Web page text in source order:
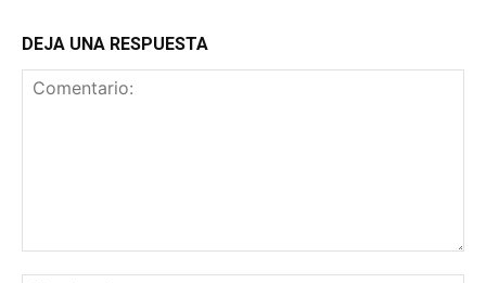
DEJA UNA RESPUESTA